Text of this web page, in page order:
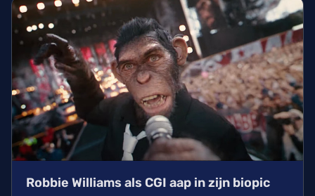
Robbie Williams als CGI aap in zijn biopic